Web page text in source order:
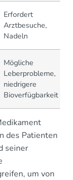
Erfordert
Arztbesuche,
Nadeln
Mögliche
Leberprobleme,
niedrigere
Bioverfügbarkeit
des Patienten
seiner
um von